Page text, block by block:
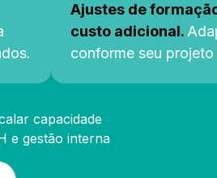
Ajustes de
custo adicional.
conforme seu projeto
capacidade
e gestão interna